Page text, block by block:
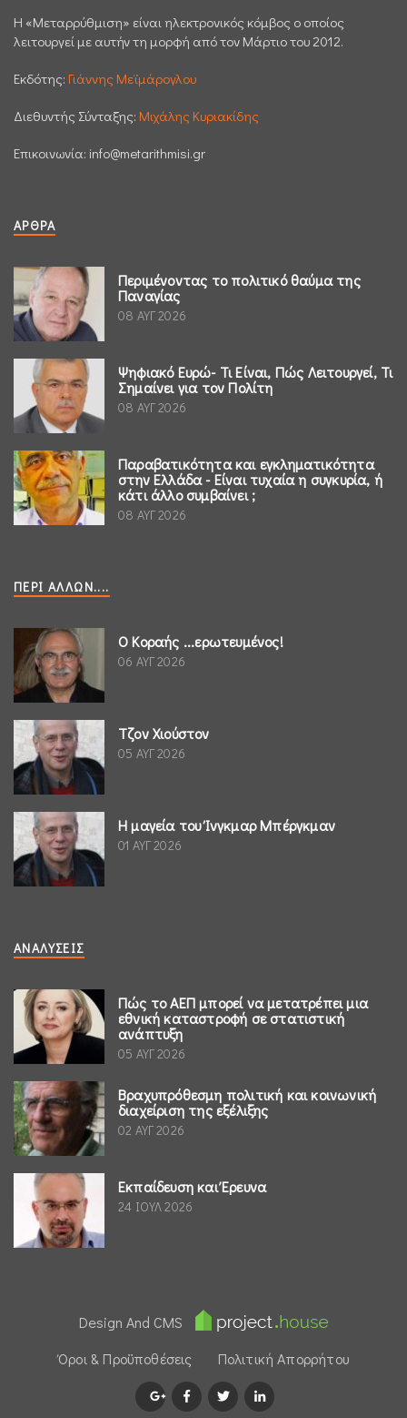
H «Μεταρρύθμιση» είναι ηλεκτρονικός κόμβος ο οποίος
λειτουργεί με αυτήν τη μορφή από τον Μάρτιο του 2012.
Εκδότης: Γιάννης Μεϊμάρογλου
Διεθυντής Σύνταξης: Μιχάλης Κυριακίδης
Επικοινωνία: info@metarithmisi.gr
ΆΡΘΡΑ
Περιμένοντας το πολιτικό θαύμα της
Παναγίας
08 ΑΥΓ 2026
Ψηφιακό Ευρώ- Τι Είναι, Πώς Λειτουργεί, Τι
Σημαίνει για τον Πολίτη
08 ΑΥΓ 2026
Παραβατικότητα και εγκληματικότητα
στην Ελλάδα - Είναι τυχαία η συγκυρία, ή
κάτι άλλο συμβαίνει ;
08 ΑΥΓ 2026
ΠΕΡΊ ΆΛΛΩΝ....
Ο Κοραής ...ερωτευμένος!
06 ΑΥΓ 2026
Τζον Χιούστον
05 ΑΥΓ 2026
Η μαγεία του Ίνγκμαρ Μπέργκμαν
01 ΑΥΓ 2026
ΑΝΑΛΎΣΕΙΣ
Πώς το ΑΕΠ μπορεί να μετατρέπει μια
εθνική καταστροφή σε στατιστική
ανάπτυξη
05 ΑΥΓ 2026
Βραχυπρόθεσμη πολιτική και κοινωνική
διαχείριση της εξέλιξης
02 ΑΥΓ 2026
Εκπαίδευση και Έρευνα
24 ΙΟΥΛ 2026
Design And CMS
Όροι & Προϋποθέσεις
Πολιτική Απορρήτου